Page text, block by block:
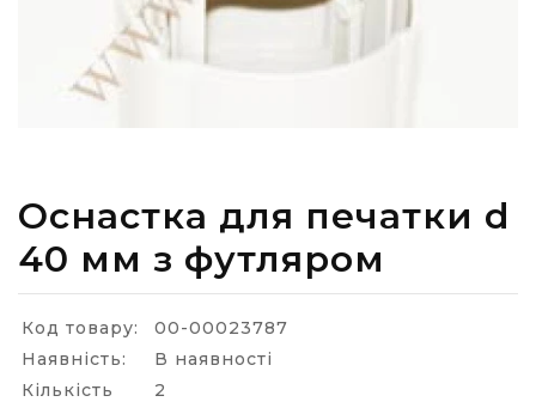
Оснастка для печатки d
40 мм з футляром
Код товару:
00-00023787
Наявність:
В наявності
Кількість
2